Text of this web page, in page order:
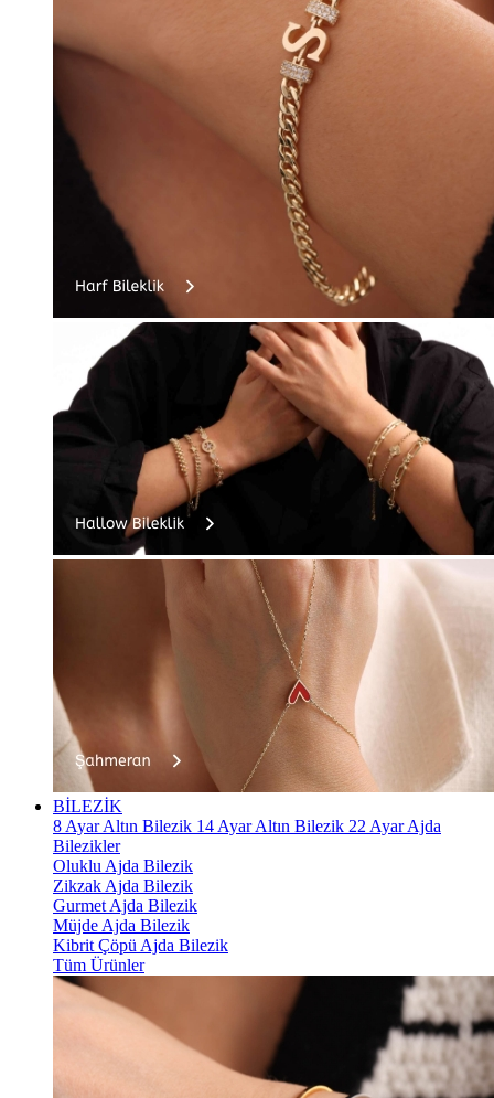
BİLEZİK
8 Ayar Altın Bilezik 14 Ayar Altın Bilezik 22 Ayar Ajda
Bilezikler
Oluklu Ajda Bilezik
Zikzak Ajda Bilezik
Gurmet Ajda Bilezik
Müjde Ajda Bilezik
Kibrit Çöpü Ajda Bilezik
Tüm Ürünler